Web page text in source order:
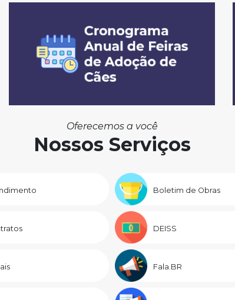
Oferecemos a você
Nossos Serviços
Boletim de Obras
DEISS
Fala.BR